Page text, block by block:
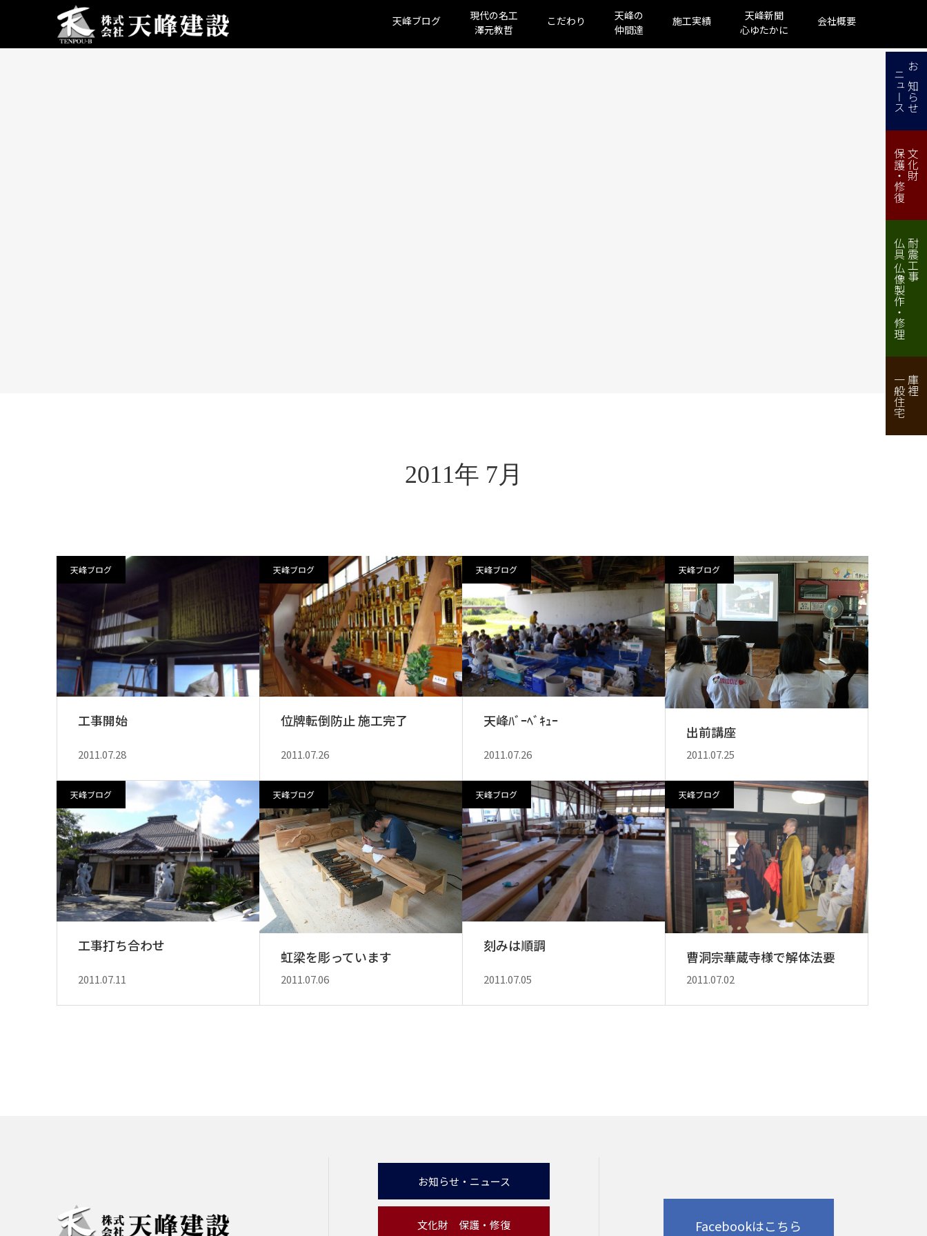
天峰ブログ
現代の名工
澤元教哲
こだわり
天峰の
仲間達
施工実績
天峰新聞
心ゆたかに
会社概要
2011年 7月
天峰ブログ
工事開始
2011.07.28
天峰ブログ
位牌転倒防止 施工完了
2011.07.26
天峰ブログ
天峰ﾊﾞｰﾍﾞｷｭｰ
2011.07.26
天峰ブログ
出前講座
2011.07.25
天峰ブログ
工事打ち合わせ
2011.07.11
天峰ブログ
虹梁を彫っています
2011.07.06
天峰ブログ
刻みは順調
2011.07.05
天峰ブログ
曹洞宗華蔵寺様で解体法要
2011.07.02
お知らせ
ニュース
文化財
保護・修復
耐震工事
仏具 仏像製作・修理
庫裡
一般住宅
お知らせ・ニュース
文化財 保護・修復 Facebookはこちら